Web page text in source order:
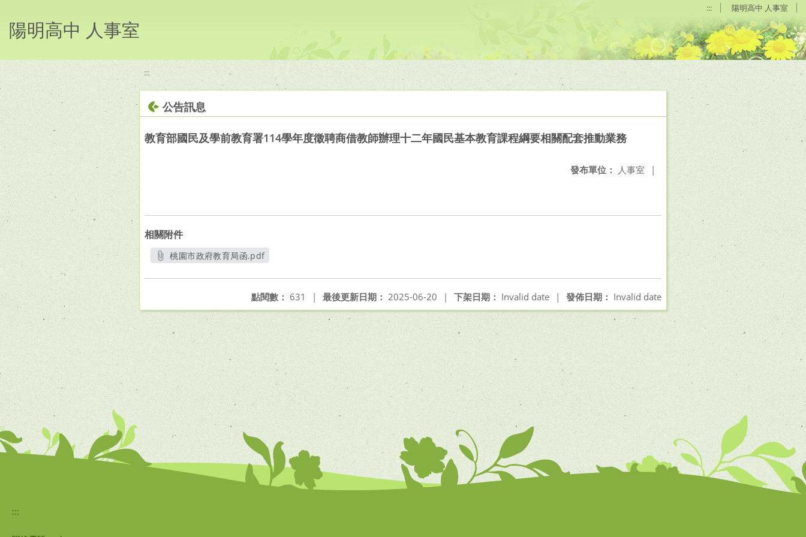
::: 陽明高中 人事室
陽明高中 人事室
:::
公告訊息
教育部國民及學前教育署114學年度徵聘商借教師辦理十二年國民基本教育課程綱要相關配套推動業務
發布單位： 人事室 |
相關附件
桃園市政府教育局函.pdf
發佈日期： Invalid date
下架日期： Invalid date |
最後更新日期： 2025-06-20 |
點閱數： 631 |
:::